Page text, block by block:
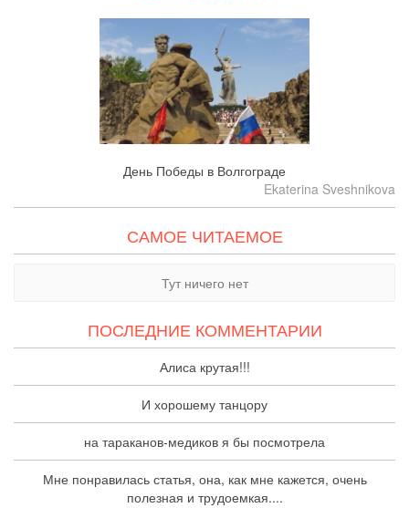
День Победы в Волгограде
Ekaterina Sveshnikova
САМОЕ ЧИТАЕМОЕ
Тут ничего нет
ПОСЛЕДНИЕ КОММЕНТАРИИ
Алиса крутая!!!
И хорошему танцору
на тараканов-медиков я бы посмотрела
Мне понравилась статья, она, как мне кажется, очень
полезная и трудоемкая....